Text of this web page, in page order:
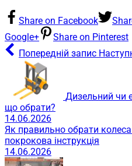
Share on Facebook
Google+
Share on Pinterest
Попередній запис
Дизельний чи
що обрати?
14.06.2026
Як правильно обрати колеса
покрокова інструкція
14.06.2026